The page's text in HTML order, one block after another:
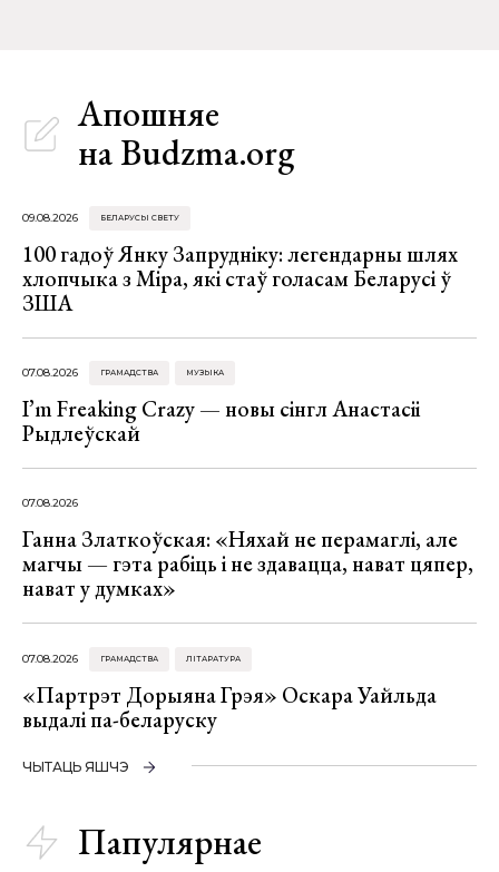
Апошняе
на Budzma.org
09.08.2026 БЕЛАРУСЫ СВЕТУ
100 гадоў Янку Запрудніку: легендарны шлях
хлопчыка з Міра, які стаў голасам Беларусі ў
ЗША
07.08.2026 ГРАМАДСТВА МУЗЫКА
I’m Freaking Crazy — новы сінгл Анастасіі
Рыдлеўскай
07.08.2026
Ганна Златкоўская: «Няхай не перамаглі, але
магчы — гэта рабіць і не здавацца, нават цяпер,
нават у думках»
07.08.2026 ГРАМАДСТВА ЛІТАРАТУРА
«Партрэт Дорыяна Грэя» Оскара Уайльда
выдалі па-беларуску
ЧЫТАЦЬ ЯШЧЭ
Папулярнае